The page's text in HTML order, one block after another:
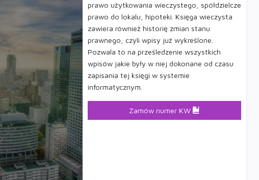
prawo użytkowania wieczystego, spółdzielcze
prawo do lokalu, hipoteki. Księga wieczysta
zawiera również historię zmian stanu
prawnego, czyli wpisy już wykreślone.
Pozwala to na prześledzenie wszystkich
wpisów jakie były w niej dokonane od czasu
zapisania tej księgi w systemie
informatycznym.
Zamów numer KW